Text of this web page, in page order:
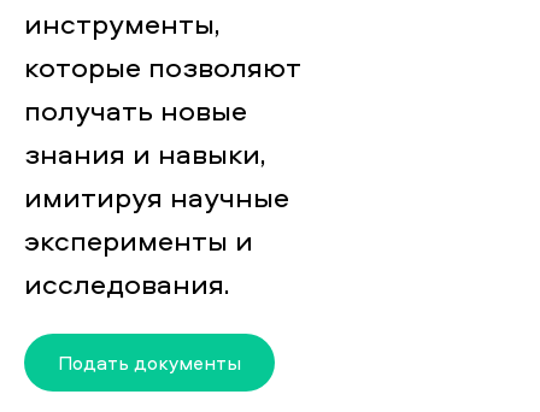
инструменты,
которые позволяют
получать новые
знания и навыки,
имитируя научные
эксперименты и
исследования.
Подать документы